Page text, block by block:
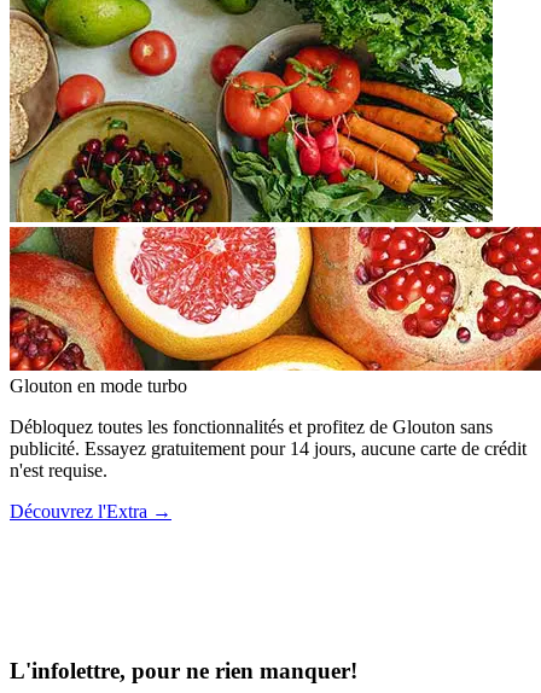
Glouton en mode turbo
Débloquez toutes les fonctionnalités et profitez de Glouton sans
publicité. Essayez gratuitement pour 14 jours, aucune carte de crédit
n'est requise.
Découvrez l'Extra →
L'infolettre, pour ne rien manquer!